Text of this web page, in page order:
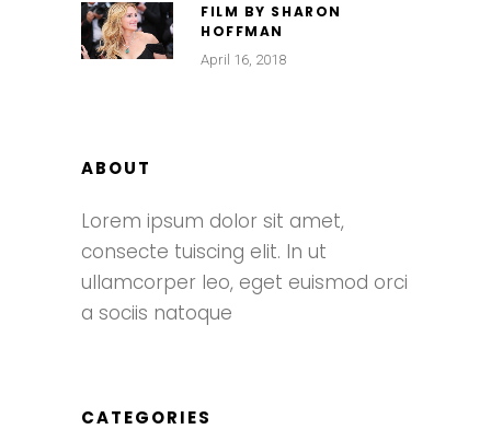
FILM BY SHARON
HOFFMAN
April 16, 2018
ABOUT
Lorem ipsum dolor sit amet,
consecte tuiscing elit. In ut
ullamcorper leo, eget euismod orci
a sociis natoque
CATEGORIES